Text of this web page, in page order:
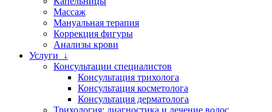
Массаж
Мануальная терапия
Коррекция фигуры
Анализы крови
Услуги ↓
Консультации специалистов
Консультация трихолога
Консультация косметолога
Консультация дерматолога
Трихология: диагностика и лечение волос